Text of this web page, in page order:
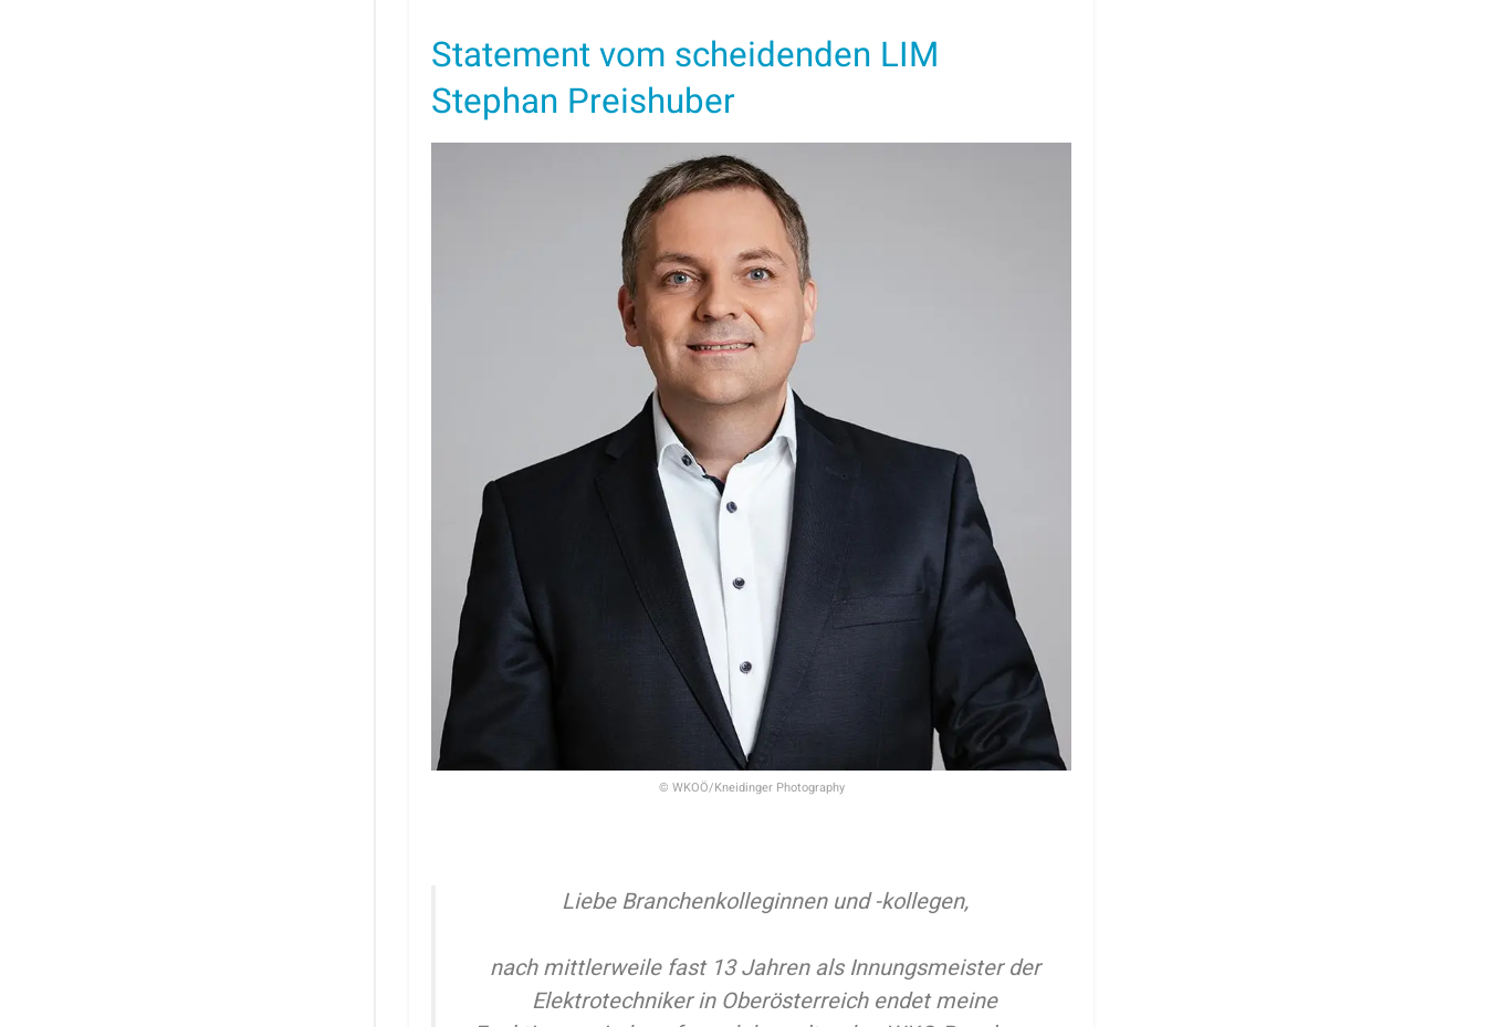
Statement vom scheidenden LIM
Stephan Preishuber
© WKOÖ/Kneidinger Photography
Liebe Branchenkolleginnen und -kollegen,
nach mittlerweile fast 13 Jahren als Innungsmeister der
Elektrotechniker in Oberösterreich endet meine